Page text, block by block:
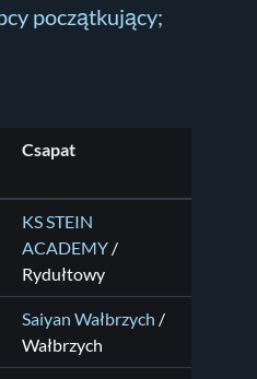
początkujący;
Csapat
KS STEIN
ACADEMY /
Rydułtowy
Saiyan Wałbrzych /
Wałbrzych